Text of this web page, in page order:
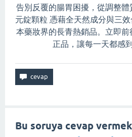
告別反覆的腸胃困擾，從調整
元錠顆粒​ 憑藉全天然成分與三
本藥妝界的長青熱銷品。立即前
正品，讓每一天都感
Bu soruya cevap